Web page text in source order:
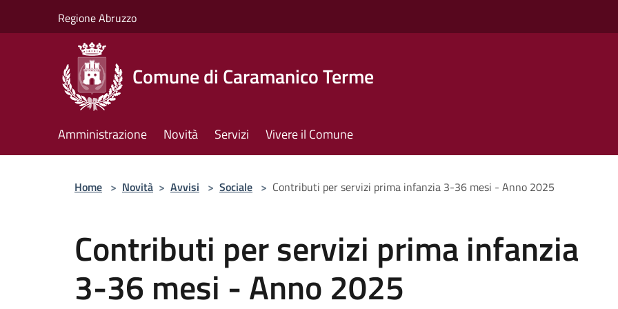
Regione Abruzzo
Comune di Caramanico Terme
Amministrazione Novità Servizi Vivere il Comune
Home > Novità > Avvisi > Sociale > Contributi per servizi prima infanzia 3-36 mesi - Anno 2025
Contributi per servizi prima infanzia
3-36 mesi - Anno 2025